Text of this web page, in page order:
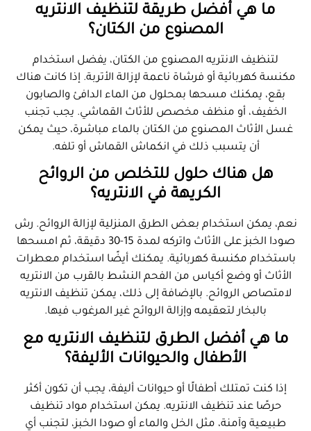
ما هي أفضل طريقة لتنظيف الانتريه
المصنوع من الكتان؟
لتنظيف الانتريه المصنوع من الكتان، يفضل استخدام
مكنسة كهربائية أو فرشاة ناعمة لإزالة الأتربة. إذا كانت هناك
بقع، يمكنك مسحها بمحلول من الماء الدافئ والصابون
الخفيف، أو منظف مخصص للأثاث القماشي. يجب تجنب
غسل الأثاث المصنوع من الكتان بالماء مباشرة، حيث يمكن
أن يتسبب ذلك في انكماش القماش أو تلفه.
هل هناك حلول للتخلص من الروائح
الكريهة في الانتريه؟
نعم، يمكن استخدام بعض الطرق المنزلية لإزالة الروائح. رش
صودا الخبز على الأثاث واتركه لمدة 15-30 دقيقة، ثم امسحها
باستخدام مكنسة كهربائية. يمكنك أيضًا استخدام معطرات
الأثاث أو وضع أكياس من الفحم النشط بالقرب من الانتريه
لامتصاص الروائح. بالإضافة إلى ذلك، يمكن تنظيف الانتريه
بالبخار لتعقيمه وإزالة الروائح غير المرغوب فيها.
ما هي أفضل الطرق لتنظيف الانتريه مع
الأطفال والحيوانات الأليفة؟
إذا كنت تمتلك أطفالًا أو حيوانات أليفة، يجب أن تكون أكثر
حرصًا عند تنظيف الانتريه. يمكن استخدام مواد تنظيف
طبيعية وآمنة، مثل الخل والماء أو صودا الخبز، لتجنب أي